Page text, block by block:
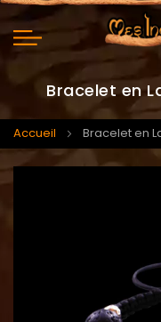
Bracelet en
Accueil Bracelet en